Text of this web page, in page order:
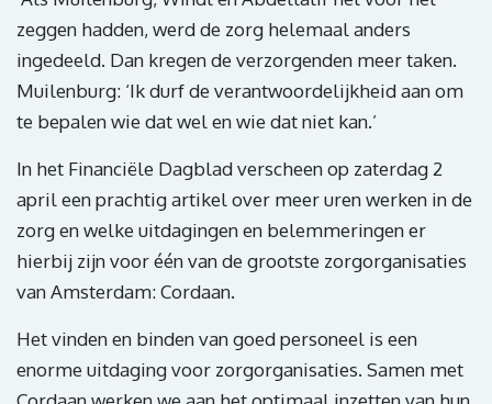
zeggen hadden, werd de zorg helemaal anders
ingedeeld. Dan kregen de verzorgenden meer taken.
Muilenburg: ‘Ik durf de verantwoordelijkheid aan om
te bepalen wie dat wel en wie dat niet kan.’
In het Financiële Dagblad verscheen op zaterdag 2
april een prachtig artikel over meer uren werken in de
zorg en welke uitdagingen en belemmeringen er
hierbij zijn voor één van de grootste zorgorganisaties
van Amsterdam: Cordaan.
Het vinden en binden van goed personeel is een
enorme uitdaging voor zorgorganisaties. Samen met